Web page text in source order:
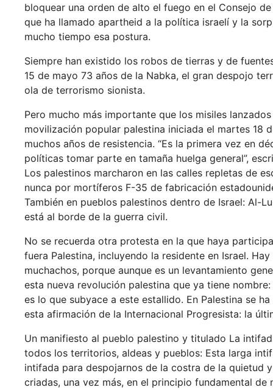
bloquear una orden de alto el fuego en el Consejo
que ha llamado apartheid a la política israelí y la
mucho tiempo esa postura.
Siempre han existido los robos de tierras y de
15 de mayo 73 años de la Nabka, el gran despojo
ola de terrorismo sionista.
Pero mucho más importante que los misiles
movilización popular palestina iniciada el martes 18
muchos años de resistencia. “Es la primera vez en
políticas tomar parte en tamaña huelga general”,
Los palestinos marcharon en las calles repletas de
nunca por mortíferos F-35 de fabricación
También en pueblos palestinos dentro de Israel: Al-
está al borde de la guerra civil.
No se recuerda otra protesta en la que haya
fuera Palestina, incluyendo la residente en Israel.
muchachos, porque aunque es un levantamiento
esta nueva revolución palestina que ya tiene
es lo que subyace a este estallido. En Palestina se
esta afirmación de la Internacional Progresista: la
Un manifiesto al pueblo palestino y titulado La
todos los territorios, aldeas y pueblos: Esta larga
intifada para despojarnos de la costra de la quietud
criadas, una vez más, en el principio fundamental